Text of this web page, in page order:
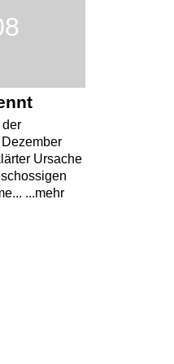
der
Ursache
...mehr